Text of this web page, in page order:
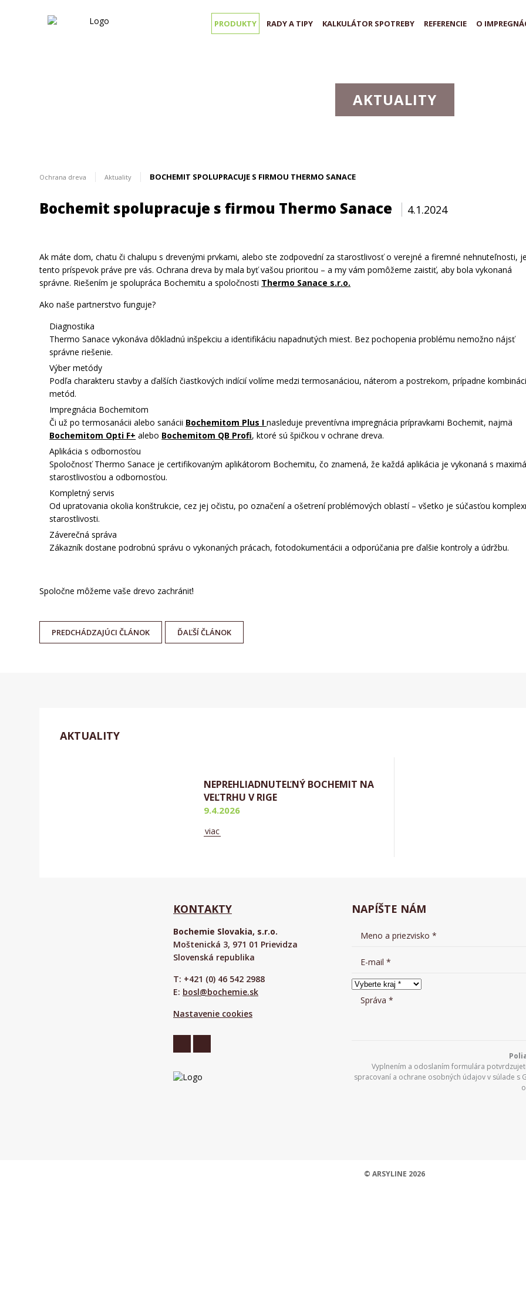
PRODUKTY RADY A TIPY KALKULÁTOR SPOTREBY REFERENCIE O
AKTUALITY
Ochrana dreva Aktuality BOCHEMIT SPOLUPRACUJE S FIRMOU THERMO SANACE
Bochemit spolupracuje s firmou Thermo Sanace 4.1.2024
Ak máte dom, chatu či chalupu s drevenými prvkami, alebo ste zodpovední za starostlivosť o verejné a firemné nehnuteľnosti, je
tento príspevok práve pre vás. Ochrana dreva by mala byť vašou prioritou – a my vám pomôžeme zaistiť, aby bola vykonaná
správne. Riešením je spolupráca Bochemitu a spoločnosti Thermo Sanace s.r.o.
Ako naše partnerstvo funguje?
Diagnostika
Thermo Sanace vykonáva dôkladnú inšpekciu a identifikáciu napadnutých miest. Bez pochopenia problému nemožno nájsť
správne riešenie.
Výber metódy
Podľa charakteru stavby a ďalších čiastkových indícií volíme medzi termosanáciou, náterom a postrekom, prípadne
metód.
Impregnácia Bochemitom
Či už po termosanácii alebo sanácii Bochemitom Plus Inasleduje preventívna impregnácia prípravkami Bochemit, najmä
Bochemitom Opti F+ alebo Bochemitom QB Profi, ktoré sú špičkou v ochrane dreva.
Aplikácia s odbornosťou
Spoločnosť Thermo Sanace je certifikovaným aplikátorom Bochemitu, čo znamená, že každá aplikácia je vykonaná s
starostlivosťou a odbornosťou.
Kompletný servis
Od upratovania okolia konštrukcie, cez jej očistu, po označení a ošetrení problémových oblastí – všetko je súčasťou
starostlivosti.
Záverečná správa
Zákazník dostane podrobnú správu o vykonaných prácach, fotodokumentácii a odporúčania pre ďalšie kontroly a údržbu.
Spoločne môžeme vaše drevo zachrániť!
PREDCHÁDZAJÚCIČLÁNOK ĎAĽŠÍČLÁNOK
AKTUALITY
NEPREHLIADNUTEĽNÝ BOCHEMIT NA
VEĽTRHU V RIGE
9.4.2026
viac
KONTAKTY
Bochemie Slovakia, s.r.o.
Moštenická 3, 971 01 Prievidza
Slovenská republika
T: +421 (0) 46 542 2988
E: bosl@bochemie.sk
Nastavenie cookies
NAPÍŠTE NÁM
Vyplnením a odoslaním formulára
spracovaní a ochrane osobných údajov v súlade s
© ARSYLINE 2026